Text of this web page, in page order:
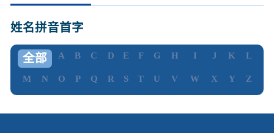
姓名拼音首字
全部 A B C D E F G H I J K L
M N O P Q R S T U V W X Y Z